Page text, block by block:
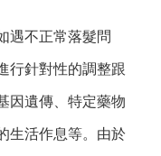
遇不正常落髮問
行針對性的調整跟
因遺傳、特定藥物
生活作息等。由於